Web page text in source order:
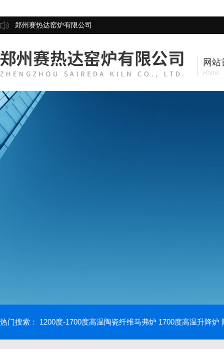
郑州赛热达窑炉有限公司
网站
Home
热门搜索： 1200度-1700度高温陶瓷纤维马弗炉 1700度高温升降炉